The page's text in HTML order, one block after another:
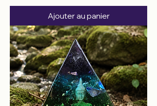
Ajouter au panier